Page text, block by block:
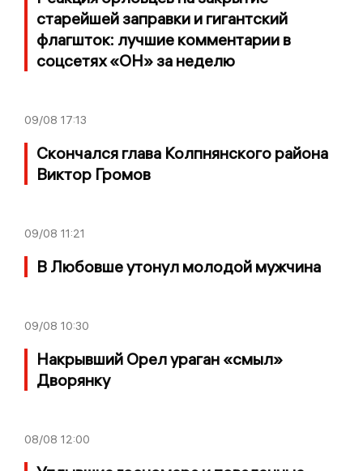
старейшей заправки и гигантский
флагшток: лучшие комментарии в
соцсетях «ОН» за неделю
09/08 17:13
Скончался глава Колпнянского района
Виктор Громов
09/08 11:21
В Любовше утонул молодой мужчина
09/08 10:30
Накрывший Орел ураган «смыл»
Дворянку
08/08 12:00